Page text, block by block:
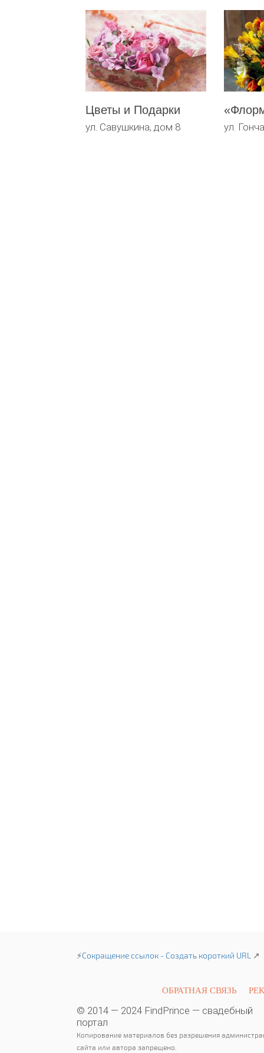
Цветы и Подарки
ул. Савушкина, дом 8 ул.
⚡Сокращение ссылок - Создать короткий URL ↗
ОБРАТНАЯ СВЯЗЬ
© 2014 — 2024 FindPrince — свадебный
портал
Копирование материалов без разрешения
сайта или автора запрещено.